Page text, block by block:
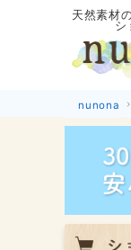
天然素材
シ
nunona